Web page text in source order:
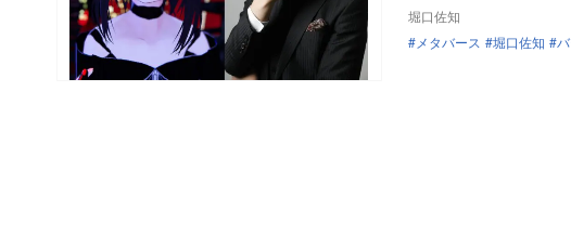
堀口佐知
メタバース
堀口佐知